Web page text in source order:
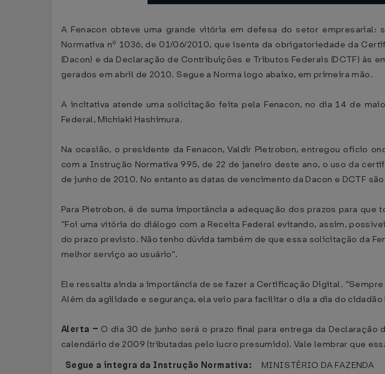
A Fenacon obteve uma grande vitória em defesa do setor
Normativa nº 1036, de 01/06/2010, que isenta da obrigatoriedade da
(Dacon) e da Declaração de Contribuições e Tributos Federais (DCTF)
gerados em abril de 2010. Segue a Norma logo abaixo, em primeira mão.
A incitativa atende uma solicitação feita pela Fenacon, no dia 14 de
Federal, Michiaki Hashimura.
Na ocasião, o presidente da Fenacon, Valdir Pietrobon, entregou ofício
com a Instrução Normativa 995, de 22 de janeiro deste ano, o uso da
de junho de 2010. No entanto as datas de vencimento da Dacon e DCTF
Para Pietrobon, é de suma importância a adequação dos prazos para
“Foi uma vitória do diálogo com a Receita Federal evitando, assim,
do prazo previsto. Não tenho dúvida também de que essa solicitação da
melhor serviço ao usuário”.
Ele ressalta ainda a importância de se fazer a Certificação Digital.
Além da agilidade e segurança, ela veio para facilitar o dia a dia do
Alerta – O dia 30 de junho será o prazo final para entrega da
calendário de 2009 (tributadas pelo lucro presumido). Vale lembrar que
Segue a íntegra da Instrução Normativa: MINISTÉRIO DA FAZENDA